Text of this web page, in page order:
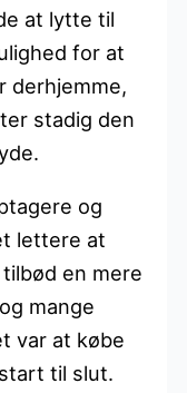
at lytte til
for at
derhjemme,
stadig den
og
lettere at
tilbød en mere
mange
var at købe
til slut.